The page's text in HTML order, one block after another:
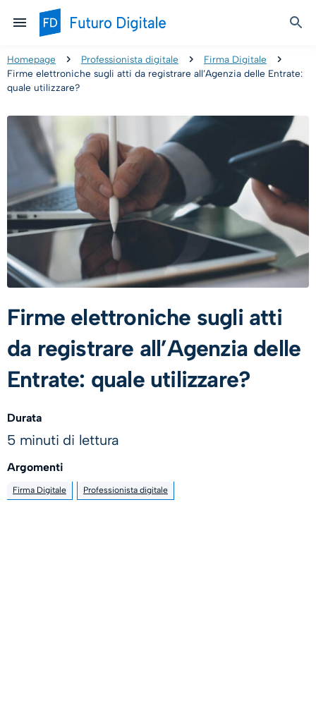
Homepage Professionista digitale
Firma Digitale
Firme elettroniche sugli atti da registrare all’Agenzia delle Entrate:
quale utilizzare?
Firme elettroniche sugli atti
da registrare all’Agenzia delle
Entrate: quale utilizzare?
Durata
5 minuti di lettura
Argomenti
Firma Digitale Professionista digitale